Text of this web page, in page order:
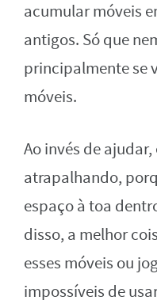
acumular móveis
antigos. Só que
principalmente se
móveis.
Ao invés de
atrapalhando,
espaço à toa
disso, a melhor
esses móveis ou
impossíveis de